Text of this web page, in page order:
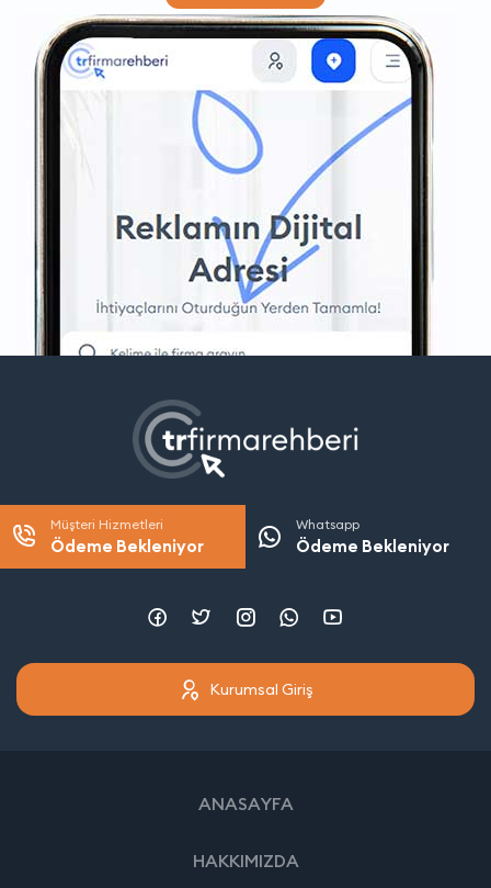
Müşteri Hizmetleri
Ödeme Bekleniyor
Whatsapp
Ödeme Bekleniyor
Kurumsal Giriş
ANASAYFA
HAKKIMIZDA